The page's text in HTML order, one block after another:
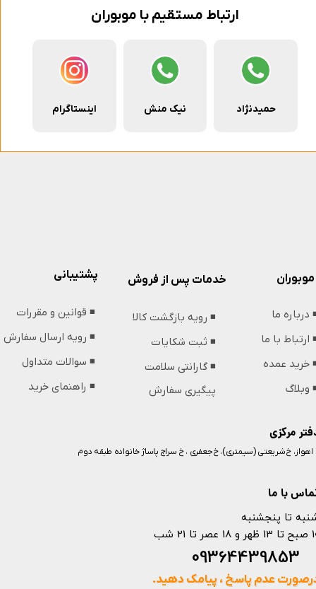
ارتباط مستقیم با موبوران
حمیدنژاد نیک منش اینستاگرام
مرکزی
با ما
اهواز، خ شریعتی (سیمتری)، خ جعفری ، خ سراج پاساژ خانواده طبقه دوم
تا پنجشنبه
تا 21 شب
عدم پاسخ ، پیامک دهید.
پشتیبانی
◾️ قوانین و مقررات
◾️ رویه ارسال سفارش
◾️ سوالات متداول
◾️ راهنمای خرید
موبوران
درباره ما
ارتباط با ما
خرید عمده
وبلاگ
خدمات پس از فروش
◾️ رویه بازگشت کالا
◾️ ثبت شکایات
◾️ گارانتی سلامت
پیگیری سفارش